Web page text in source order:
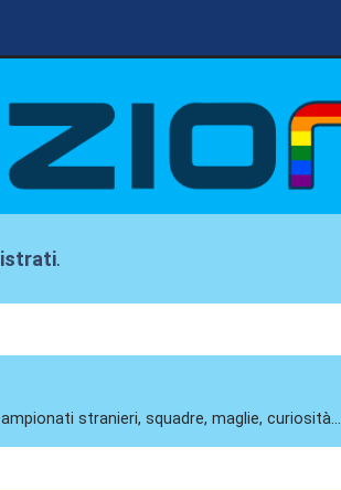
.
stranieri, squadre, maglie, curiosità...